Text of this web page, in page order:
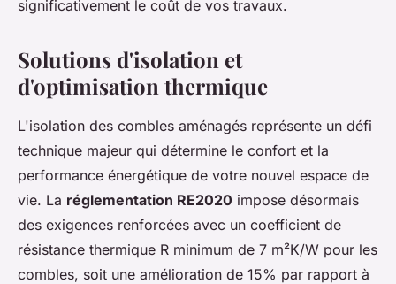
significativement le coût de vos travaux.
Solutions d'isolation et
d'optimisation thermique
L'isolation des combles aménagés représente un défi
technique majeur qui détermine le confort et la
performance énergétique de votre nouvel espace de
vie. La réglementation RE2020 impose désormais
des exigences renforcées avec un coefficient de
résistance thermique R minimum de 7 m²K/W pour les
combles, soit une amélioration de 15% par rapport à